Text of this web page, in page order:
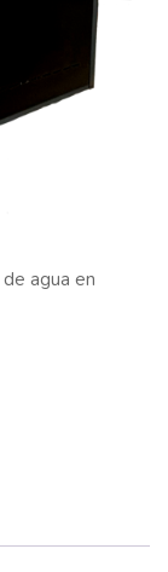
agua en